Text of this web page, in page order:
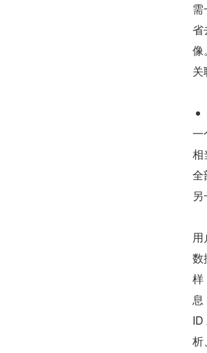
需
省
像
关
一
相
全
用
数
样
息
ID
析